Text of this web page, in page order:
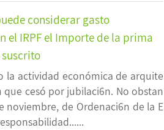
considerar gasto
el IRPF el Importe de la prima
la actividad económica de arquite
que cesó por jubilaci6n. No obstan
noviembre, de Ordenaci6n de la E